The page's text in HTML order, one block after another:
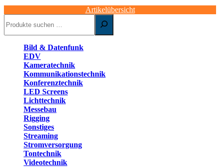
Artikelübersicht
Bild & Datenfunk
EDV
Kameratechnik
Kommunikationstechnik
Konferenztechnik
LED Screens
Lichttechnik
Messebau
Rigging
Sonstiges
Streaming
Stromversorgung
Tontechnik
Videotechnik